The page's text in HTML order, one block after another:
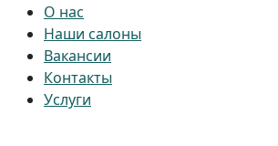
О нас
Наши салоны
Вакансии
Контакты
Услуги